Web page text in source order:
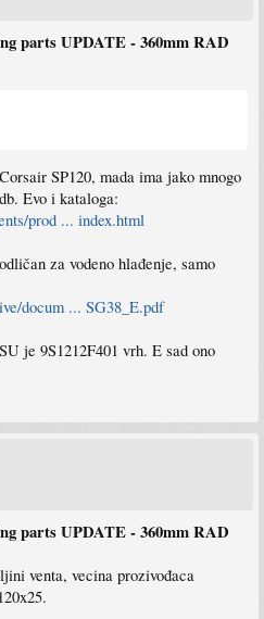
parts UPDATE - 360mm RAD
SP120, mada ima jako mnogo
Evo i kataloga:
prod ... index.html
za vodeno hlađenje, samo
docum ... SG38_E.pdf
je 9S1212F401 vrh. E sad ono
parts UPDATE - 360mm RAD
venta, vecina prozivođaca